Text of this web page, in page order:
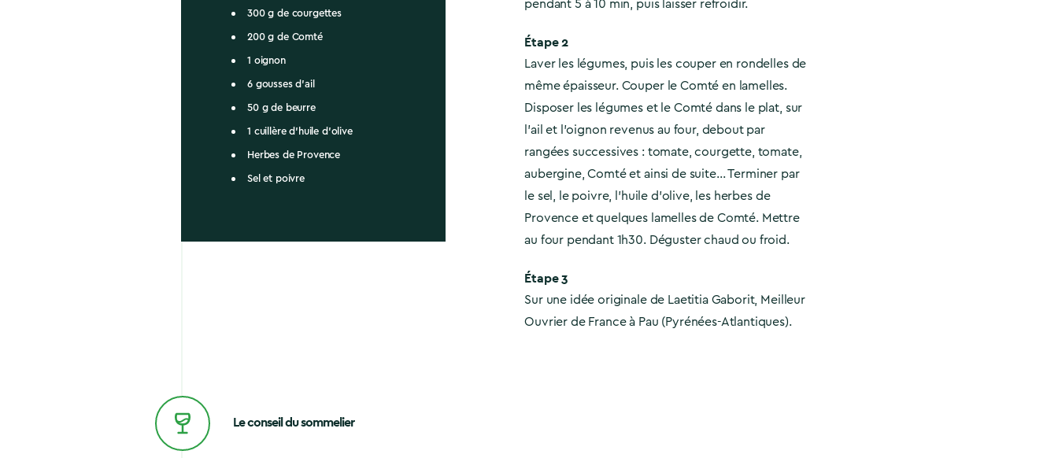
300 g de courgettes
200 g de Comté
1 oignon
6 gousses d'ail
50 g de beurre
1 cuillère d'huile d'olive
Herbes de Provence
Sel et poivre
pendant 5 à 10 min, puis laisser refroidir.
Étape 2
Laver les légumes, puis les couper en rondelles de
même épaisseur. Couper le Comté en lamelles.
Disposer les légumes et le Comté dans le plat, sur
l'ail et l'oignon revenus au four, debout par
rangées successives : tomate, courgette, tomate,
aubergine, Comté et ainsi de suite… Terminer par
le sel, le poivre, l’huile d'olive, les herbes de
Provence et quelques lamelles de Comté. Mettre
au four pendant 1h30. Déguster chaud ou froid.
Étape 3
Sur une idée originale de Laetitia Gaborit, Meilleur
Ouvrier de France à Pau (Pyrénées-Atlantiques).
Le conseil du sommelier